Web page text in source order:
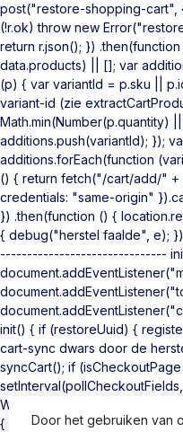
post("restore-shopping-cart",
(!r.ok) throw new
return r.json(); })
data.products) || []; var
(p) { var variantId = p.sku ||
variant-id (zie
Math.min(Number(p.quantity)
additions.push(variantId); });
additions.forEach(function
() { return fetch("/cart/add/" +
credentials: "same-origin"
}) .then(function () {
{ debug("herstel faalde",
-------------------------------
init() { if (restoreUuid) {
cart-sync dwars door de
syncCart(); if
WooCommerce-plugin } } if
{
Door het gebruiken van